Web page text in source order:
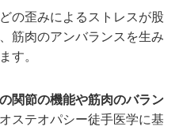
の歪みによるストレスが股
筋肉のアンバランスを生み
す。
関節の機能や筋肉のバラン
ステオパシー徒手医学に基